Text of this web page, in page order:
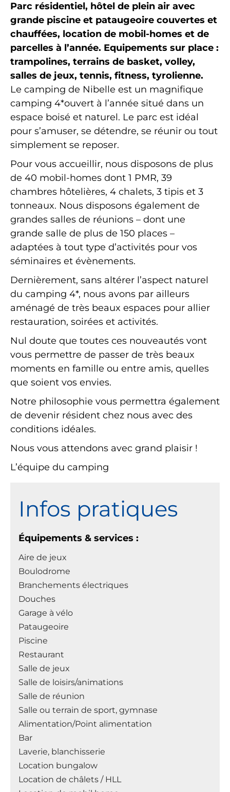
Parc résidentiel, hôtel de plein air avec
grande piscine et pataugeoire couvertes et
chauffées, location de mobil-homes et de
parcelles à l’année. Equipements sur place :
trampolines, terrains de basket, volley,
salles de jeux, tennis, fitness, tyrolienne.
Le camping de Nibelle est un magnifique
camping 4*ouvert à l’année situé dans un
espace boisé et naturel. Le parc est idéal
pour s’amuser, se détendre, se réunir ou tout
simplement se reposer.
Pour vous accueillir, nous disposons de plus
de 40 mobil-homes dont 1 PMR, 39
chambres hôtelières, 4 chalets, 3 tipis et 3
tonneaux. Nous disposons également de
grandes salles de réunions – dont une
grande salle de plus de 150 places –
adaptées à tout type d’activités pour vos
séminaires et évènements.
Dernièrement, sans altérer l’aspect naturel
du camping 4*, nous avons par ailleurs
aménagé de très beaux espaces pour allier
restauration, soirées et activités.
Nul doute que toutes ces nouveautés vont
vous permettre de passer de très beaux
moments en famille ou entre amis, quelles
que soient vos envies.
Notre philosophie vous permettra également
de devenir résident chez nous avec des
conditions idéales.
Nous vous attendons avec grand plaisir !
L’équipe du camping
Infos pratiques
Équipements & services :
Aire de jeux
Boulodrome
Branchements électriques
Douches
Garage à vélo
Pataugeoire
Piscine
Restaurant
Salle de jeux
Salle de loisirs/animations
Salle de réunion
Salle ou terrain de sport, gymnase
Alimentation/Point alimentation
Bar
Laverie, blanchisserie
Location bungalow
Location de châlets / HLL